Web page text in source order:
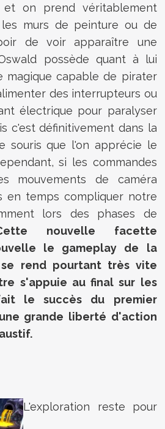
on prend véritablement
murs de peinture ou de
de voir apparaître une
possède quant à lui
magique capable de pirater
des interrupteurs ou
électrique pour paralyser
c'est définitivement dans la
souris que l'on apprécie le
si les commandes
mouvements de caméra
en temps compliquer notre
lors des phases de
nouvelle facette
le gameplay de la
rend pourtant très vite
s'appuie au final sur les
le succès du premier
grande liberté d'action
L'exploration reste pour